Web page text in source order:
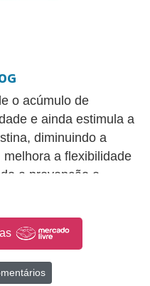
o acúmulo de
e ainda estimula a
diminuindo a
a flexibilidade
a prevenção e